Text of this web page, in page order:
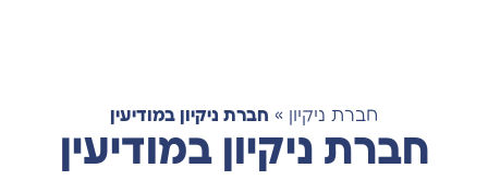
חברת ניקיון » חברת ניקיון במודיעין
חברת ניקיון במודיעין